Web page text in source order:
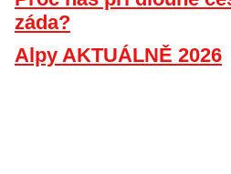
záda?
Alpy AKTUÁLNĚ 2026